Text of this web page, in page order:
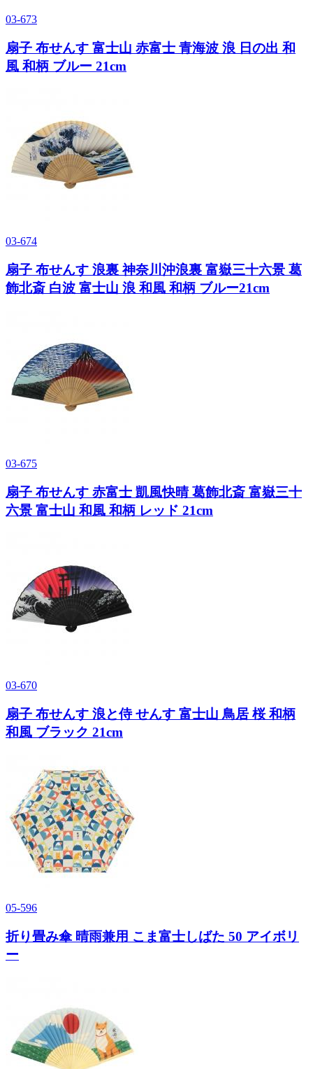
03-673
扇子 布せんす 富士山 赤富士 青海波 浪 日の出 和
風 和柄 ブルー 21cm
03-674
扇子 布せんす 浪裏 神奈川沖浪裏 富嶽三十六景 葛
飾北斎 白波 富士山 浪 和風 和柄 ブルー21cm
03-675
扇子 布せんす 赤富士 凱風快晴 葛飾北斎 富嶽三十
六景 富士山 和風 和柄 レッド 21cm
03-670
扇子 布せんす 浪と侍 せんす 富士山 鳥居 桜 和柄
和風 ブラック 21cm
05-596
折り畳み傘 晴雨兼用 こま富士しばた 50 アイボリ
ー